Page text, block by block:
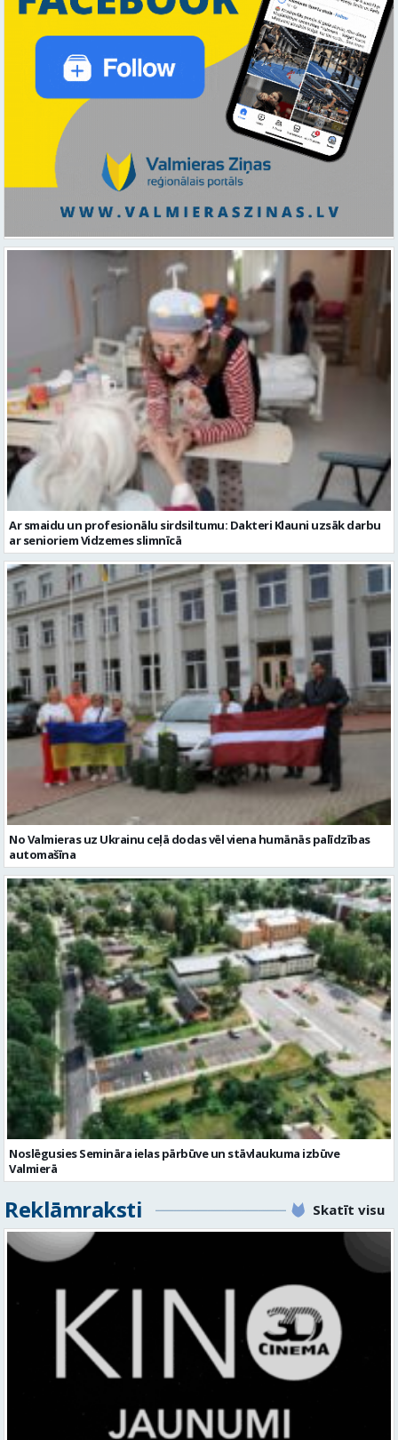
Ar smaidu un profesionālu sirdsiltumu: Dakteri Klauni uzsāk darbu
ar senioriem Vidzemes slimnīcā
No Valmieras uz Ukrainu ceļā dodas vēl viena humānās palīdzības
automašīna
Noslēgusies Semināra ielas pārbūve un stāvlaukuma izbūve
Valmierā
Reklāmraksti Skatīt visu